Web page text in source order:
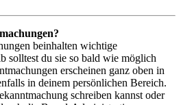
beinhalten wichtige
solltest du sie so bald wie möglich
erscheinen ganz oben in
in deinem persönlichen Bereich.
schreiben kannst oder